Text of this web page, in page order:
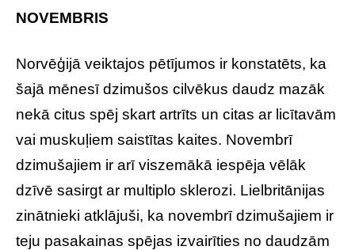
NOVEMBRIS
Norvēģijā veiktajos pētījumos ir konstatēts, ka
šajā mēnesī dzimušos cilvēkus daudz mazāk
nekā citus spēj skart artrīts un citas ar licītavām
vai muskuļiem saistītas kaites. Novembrī
dzimušajiem ir arī viszemākā iespēja vēlāk
dzīvē sasirgt ar multiplo sklerozi. Lielbritānijas
zinātnieki atklājuši, ka novembrī dzimušajiem ir
teju pasakainas spējas izvairīties no daudzām